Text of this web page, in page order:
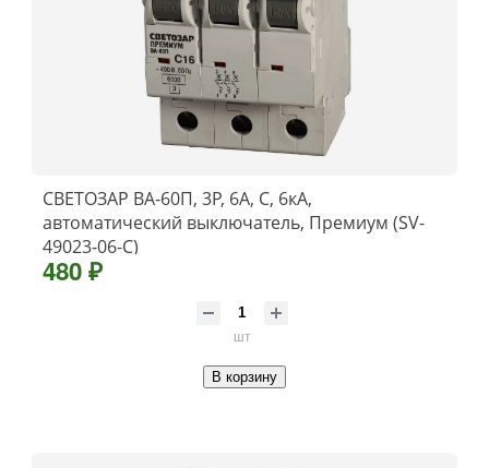
СВЕТОЗАР ВА-60П, 3P, 6А, C, 6кА,
автоматический выключатель, Премиум (SV-
49023-06-C)
480 ₽
шт
В корзину